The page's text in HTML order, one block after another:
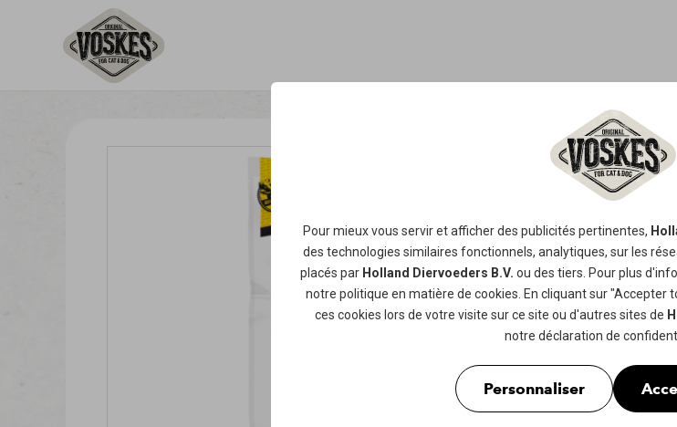
Pour mieux vous servir et afficher des publicités pertinentes,
des technologies similaires fonctionnels, analytiques, sur les
placés par Holland Diervoeders B.V. ou des tiers. Pour plus
notre politique en matière de cookies . En cliquant sur
ces cookies lors de votre visite sur ce site ou d'autres sites de
notre déclaration de
Personnaliser
OS
Os pressé en
séchée et cela
grande à très
Disponible en